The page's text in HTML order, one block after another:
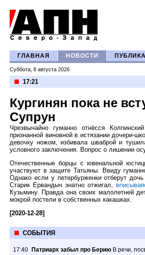
ГЛАВНАЯ НОВОСТИ
Суббота, 8 августа 2026
17:21
Кургинян пока не
Супрун
Чрезвычайно гуманно отнёсся
признанной виновной в истязании дочери-
девочку ножом, избивала шваброй и
условного заключения. Вопрос о лишении
Отечественные борцы с ювенальной
участвуют в защите Татьяны. Ввиду
Однако если у петербурженки отберут
Старик Ервандыч знатно отжигал,
Кузьмину. Правда она своих малолетней
мокрой постели в собственных какашках.
[2020-12-28]
СОБЫТИЯ
17:40 Патриарх забыл про Берию В речи,